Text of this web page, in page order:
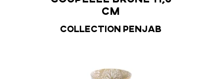
cm
Collection Penjab